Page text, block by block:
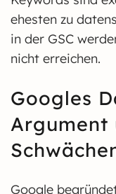
ehesten zu
in der GSC
nicht erreichen.
Googles
Argument
Google